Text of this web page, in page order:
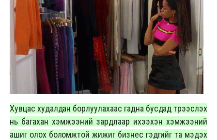
Хувцас худалдан борлуулахаас гадна бусдад түрээслэх
нь багахан хэмжээний зардлаар ихээхэн хэмжээний
ашиг олох боломжтой жижиг бизнес гэдгийг та мэдэх